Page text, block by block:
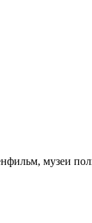
музеи